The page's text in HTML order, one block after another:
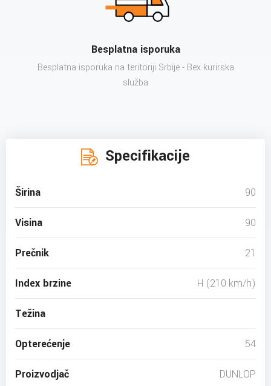
Besplatna isporuka
Besplatna isporuka na teritoriji Srbije - Bex kurirska
služba
Specifikacije
Širina 90
Visina 90
Prečnik 21
Index brzine H (210 km/h)
Težina
Opterećenje 54
Proizvodjač DUNLOP